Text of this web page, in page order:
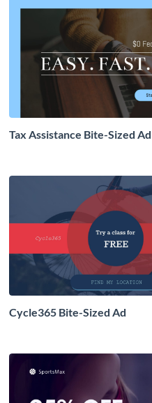
Tax Assistance Bite-Sized Ad
Cycle365 Bite-Sized Ad